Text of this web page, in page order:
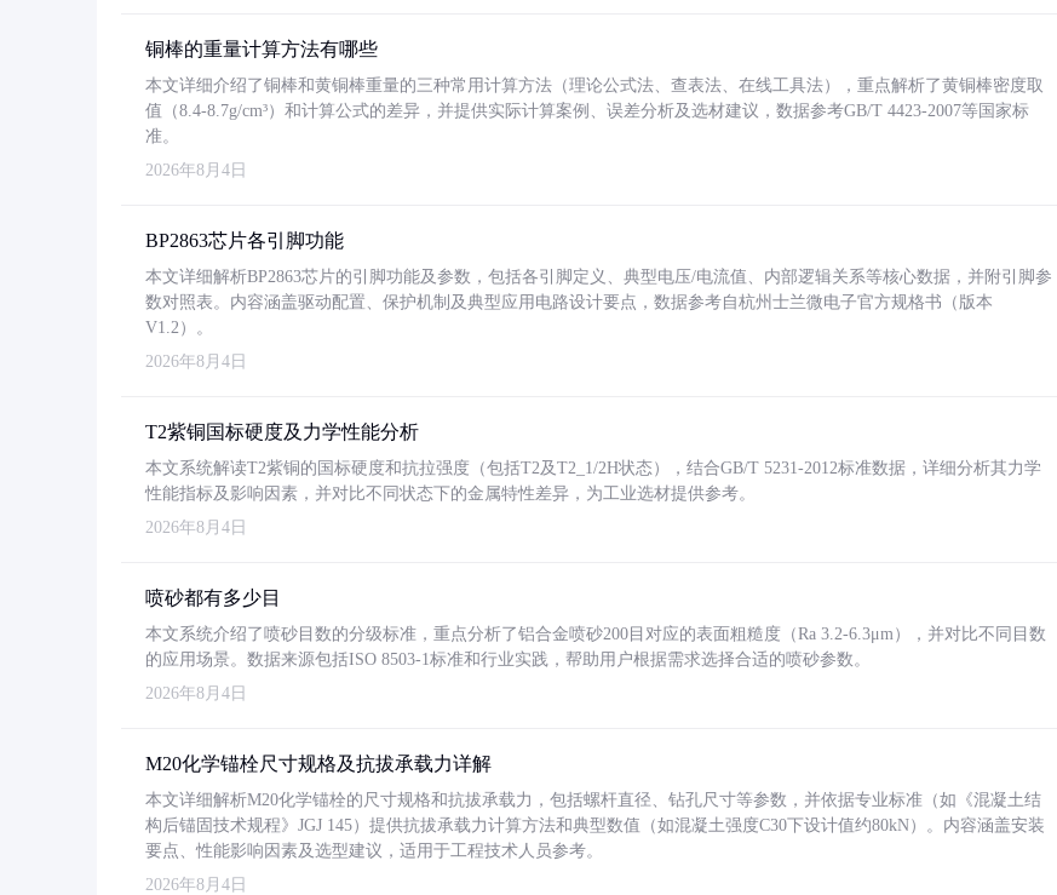
铜棒的重量计算方法有哪些
本文详细介绍了铜棒和黄铜棒重量的三种常用计算方法（理论公式法、查表法、在线工具法），重点解析了黄铜棒密度取
值（8.4-8.7g/cm³）和计算公式的差异，并提供实际计算案例、误差分析及选材建议，数据参考GB/T 4423-2007等国家标
准。
2026年8月4日
BP2863芯片各引脚功能
本文详细解析BP2863芯片的引脚功能及参数，包括各引脚定义、典型电压/电流值、内部逻辑关系等核心数据，并附引脚参
数对照表。内容涵盖驱动配置、保护机制及典型应用电路设计要点，数据参考自杭州士兰微电子官方规格书（版本
V1.2）。
2026年8月4日
T2紫铜国标硬度及力学性能分析
本文系统解读T2紫铜的国标硬度和抗拉强度（包括T2及T2_1/2H状态），结合GB/T 5231-2012标准数据，详细分析其力学
性能指标及影响因素，并对比不同状态下的金属特性差异，为工业选材提供参考。
2026年8月4日
喷砂都有多少目
本文系统介绍了喷砂目数的分级标准，重点分析了铝合金喷砂200目对应的表面粗糙度（Ra 3.2-6.3μm），并对比不同目数
的应用场景。数据来源包括ISO 8503-1标准和行业实践，帮助用户根据需求选择合适的喷砂参数。
2026年8月4日
M20化学锚栓尺寸规格及抗拔承载力详解
本文详细解析M20化学锚栓的尺寸规格和抗拔承载力，包括螺杆直径、钻孔尺寸等参数，并依据专业标准（如《混凝土结
构后锚固技术规程》JGJ 145）提供抗拔承载力计算方法和典型数值（如混凝土强度C30下设计值约80kN）。内容涵盖安装
要点、性能影响因素及选型建议，适用于工程技术人员参考。
2026年8月4日